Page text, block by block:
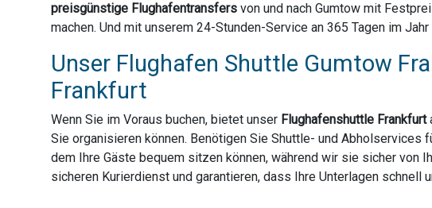
preisgünstige Flughafentransfers von und nach Gumtow mit
machen. Und mit unserem 24-Stunden-Service an 365 Tagen im
Unser Flughafen Shuttle Gumtow
Frankfurt
Wenn Sie im Voraus buchen, bietet unser Flughafenshuttle Frankfurt
Sie organisieren können. Benötigen Sie Shuttle- und Abholservices
dem Ihre Gäste bequem sitzen können, während wir sie sicher von
sicheren Kurierdienst und garantieren, dass Ihre Unterlagen schnell